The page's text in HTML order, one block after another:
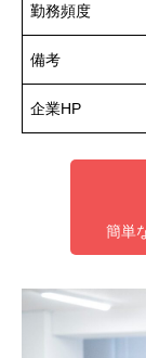
勤務頻度
備考
企業HP
簡単